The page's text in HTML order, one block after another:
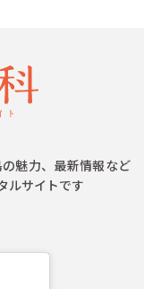
魅力、最新情報など
ルサイトです